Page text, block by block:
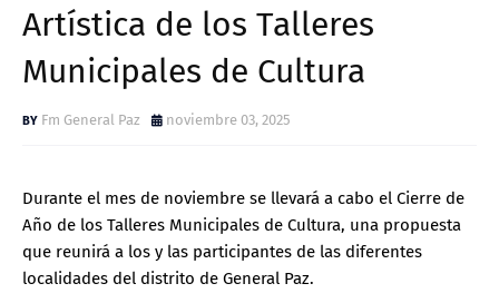
Artística de los Talleres
Municipales de Cultura
Fm General Paz noviembre 03, 2025
Durante el mes de noviembre se llevará a cabo el Cierre de
Año de los Talleres Municipales de Cultura, una propuesta
que reunirá a los y las participantes de las diferentes
localidades del distrito de General Paz.